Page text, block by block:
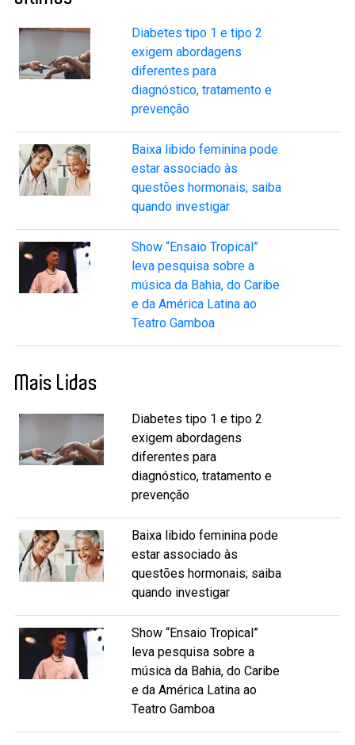
Diabetes tipo 1 e tipo 2
exigem abordagens
diferentes para
diagnóstico, tratamento e
prevenção
Baixa libido feminina pode
estar associado às
questões hormonais; saiba
quando investigar
Show “Ensaio Tropical”
leva pesquisa sobre a
música da Bahia, do Caribe
e da América Latina ao
Teatro Gamboa
Mais Lidas
Diabetes tipo 1 e tipo 2
exigem abordagens
diferentes para
diagnóstico, tratamento e
prevenção
Baixa libido feminina pode
estar associado às
questões hormonais; saiba
quando investigar
Show “Ensaio Tropical”
leva pesquisa sobre a
música da Bahia, do Caribe
e da América Latina ao
Teatro Gamboa